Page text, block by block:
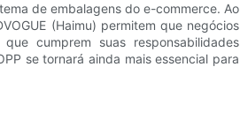
de embalagens do e-commerce. Ao
(Haimu) permitem que negócios
cumprem suas responsabilidades
se tornará ainda mais essencial para